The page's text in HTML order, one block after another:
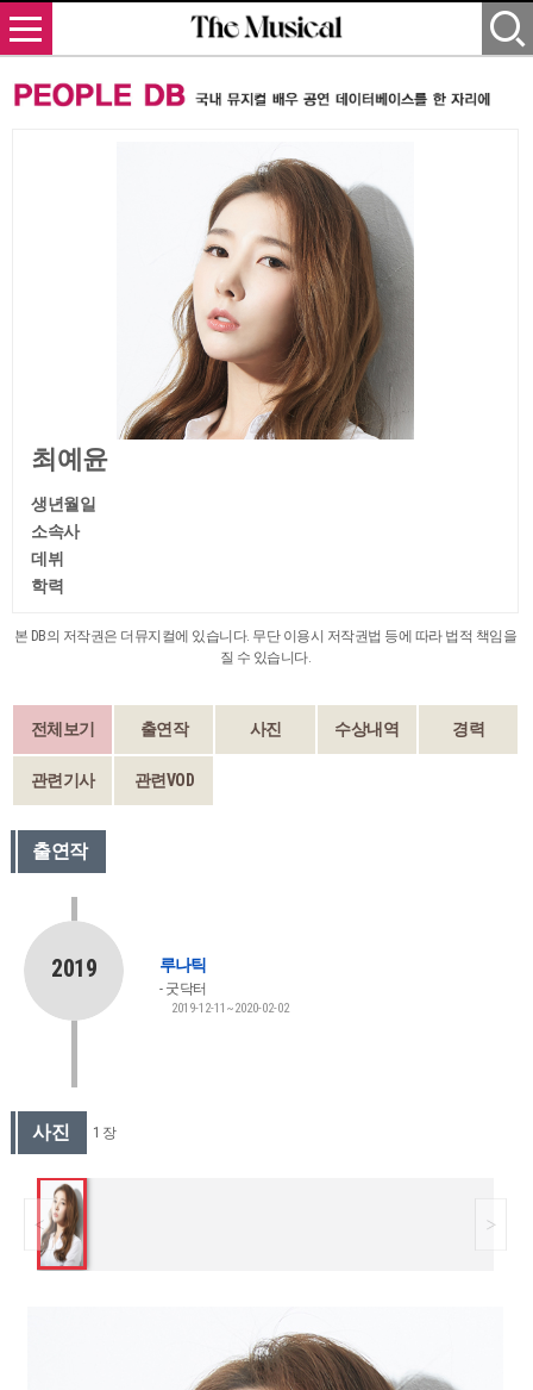
최예윤
생년월일
소속사
데뷔
학력
본 DB의 저작권은 더뮤지컬에 있습니다. 무단 이용시 저작권법 등에 따라 법적 책임을
질 수 있습니다.
전체보기 출연작 사진 수상내역 경력
관련기사 관련VOD
출연작
2019 루나틱
굿닥터
2019-12-11~2020-02-02
사진 1 장